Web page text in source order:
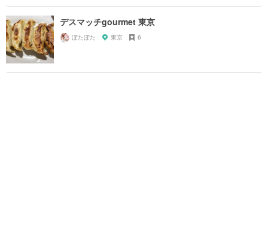
デスマッチgourmet 東京
ぽたぽた 東京 6